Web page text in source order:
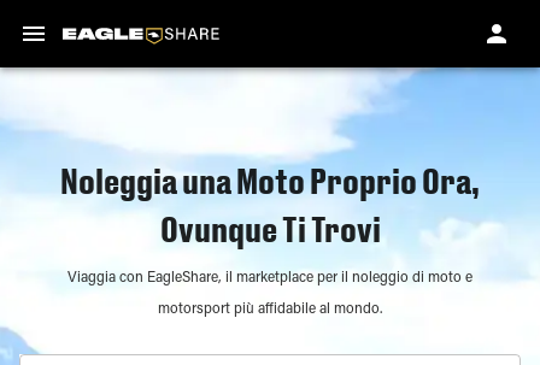
Noleggia una Moto Proprio Ora,
Ovunque Ti Trovi
Viaggia con EagleShare, il marketplace per il noleggio di moto e
motorsport più affidabile al mondo.